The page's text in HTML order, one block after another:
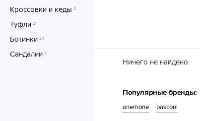
Кроссовки и кеды 2
Туфли 21
Ботинки 24
Сандалии 3
Ничего не найдено
Популярные бренды:
anemone basconi